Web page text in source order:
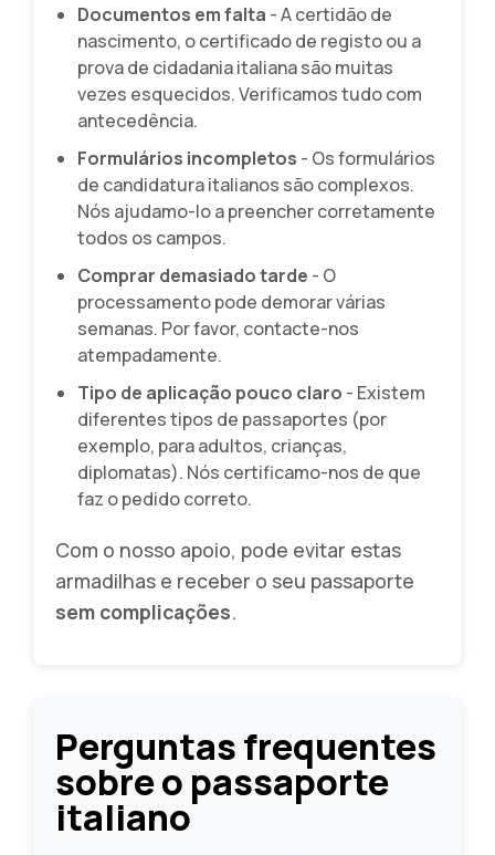
Documentos em falta - A certidão de
nascimento, o certificado de registo ou a
prova de cidadania italiana são muitas
vezes esquecidos. Verificamos tudo com
antecedência.
Formulários incompletos - Os formulários
de candidatura italianos são complexos.
Nós ajudamo-lo a preencher corretamente
todos os campos.
Comprar demasiado tarde - O
processamento pode demorar várias
semanas. Por favor, contacte-nos
atempadamente.
Tipo de aplicação pouco claro - Existem
diferentes tipos de passaportes (por
exemplo, para adultos, crianças,
diplomatas). Nós certificamo-nos de que
faz o pedido correto.
Com o nosso apoio, pode evitar estas
armadilhas e receber o seu passaporte
sem complicações.
Perguntas frequentes
sobre o passaporte
italiano